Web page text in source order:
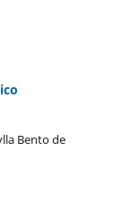
Bento de